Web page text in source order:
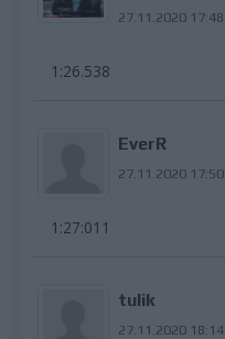
27.11.2020 17:48
1:26.538
EverR
27.11.2020 17:50
1:27:011
tulik
27.11.2020 18:14